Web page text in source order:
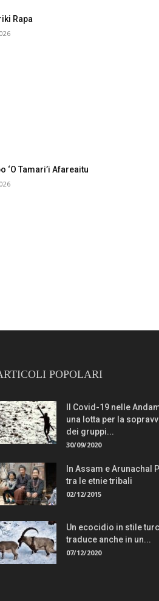
Rapa
‘O Tamari’i Afareaitu
POPOLARI
Il Covid-19 nelle
una lotta per la
dei gruppi...
30/09/2020
In Assam e Arunachal
tra le etnie tribali
02/12/2015
Un ecocidio in stile
traduce anche in un...
07/12/2020